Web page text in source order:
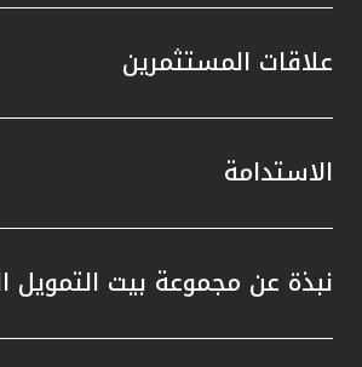
علاقات المستثمرين
الاستدامة
نبذة عن مجموعة بيت التمويل